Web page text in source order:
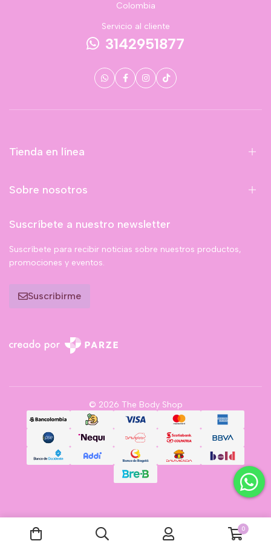
Colombia
Servicio al cliente
3142951877
Tienda en línea
Sobre nosotros
Suscríbete a nuestro newsletter
Suscríbete para recibir noticias sobre nuestros productos,
promociones y eventos.
Suscribirme
© 2026 The Body Shop
0